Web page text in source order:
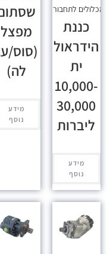
מכלולים לתחבורה
כננת
הידראול
ית
10,000-
30,000
ליברות
מידע
נוסף
שסתום
מפצל
(סוס/עג
לה)
מידע
נוסף